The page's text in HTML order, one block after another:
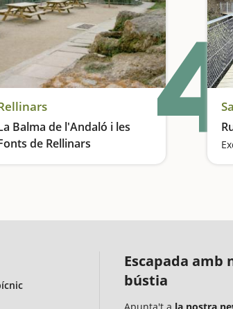
Balma de l'Andaló i les
de Rellinars
Excursió amb coves, una riera i amb vistes a Montserrat4
Escapada amb
bústia